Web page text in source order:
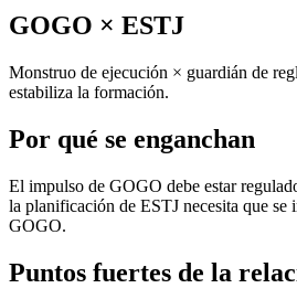
GOGO × ESTJ
Monstruo de ejecución × guardián de
estabiliza la formación.
Por qué se enganchan
El impulso de GOGO debe estar
la planificación de ESTJ necesita que se
GOGO.
Puntos fuertes de la